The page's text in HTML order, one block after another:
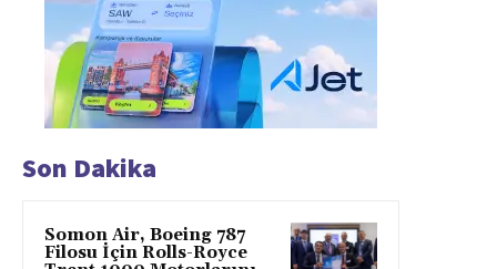
Son Dakika
Somon Air, Boeing 787
Filosu İçin Rolls-Royce